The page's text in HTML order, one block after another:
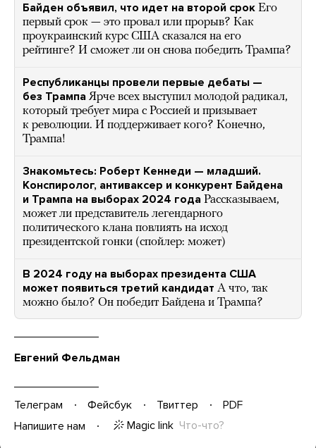
Байден объявил, что идет на второй срок Его
первый срок — это провал или прорыв? Как
проукраинский курс США сказался на его
рейтинге? И сможет ли он снова победить Трампа?
Республиканцы провели первые дебаты —
без Трампа Ярче всех выступил молодой радикал,
который требует мира с Россией и призывает
к революции. И поддерживает кого? Конечно,
Трампа!
Знакомьтесь: Роберт Кеннеди — младший.
Конспиролог, антиваксер и конкурент Байдена
и Трампа на выборах 2024 года Рассказываем,
может ли представитель легендарного
политического клана повлиять на исход
президентской гонки (спойлер: может)
В 2024 году на выборах президента США
может появиться третий кандидат А что, так
можно было? Он победит Байдена и Трампа?
Евгений Фельдман
Телеграм Фейсбук Твиттер
PDF
Напишите нам
Magic link Что-что?